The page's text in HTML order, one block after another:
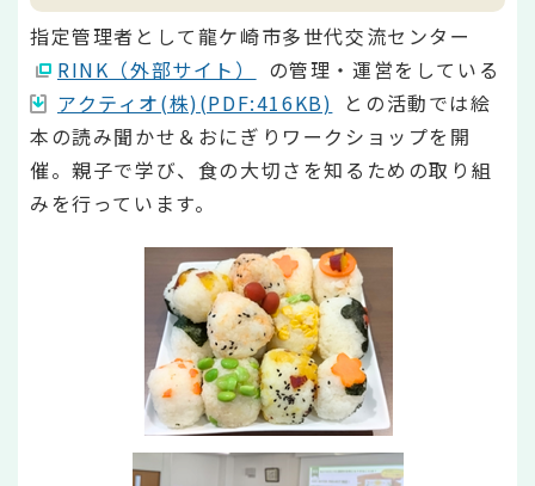
指定管理者として龍ケ崎市多世代交流センター
RINK（外部サイト）
の管理・運営をしている
アクティオ(株)(PDF:416KB)
との活動では絵
本の読み聞かせ＆おにぎりワークショップを開
催。親子で学び、食の大切さを知るための取り組
みを行っています。